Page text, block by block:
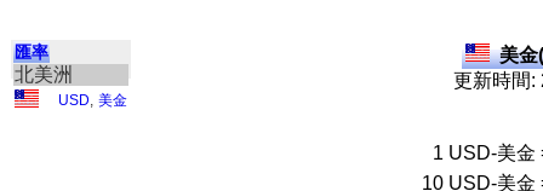
匯率
北美洲
USD 美金
美金
更新時間:
1 USD-美金
10 USD-美金